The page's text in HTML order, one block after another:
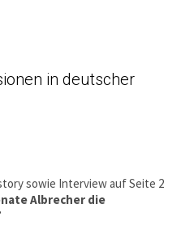
in deutscher
sowie Interview auf Seite 2
Albrecher die